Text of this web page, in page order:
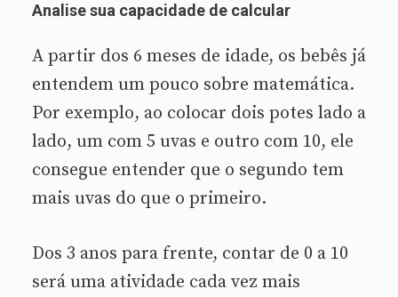
Analise sua capacidade de calcular
A partir dos 6 meses de idade, os bebês já
entendem um pouco sobre matemática.
Por exemplo, ao colocar dois potes lado a
lado, um com 5 uvas e outro com 10, ele
consegue entender que o segundo tem
mais uvas do que o primeiro.
Dos 3 anos para frente, contar de 0 a 10
será uma atividade cada vez mais